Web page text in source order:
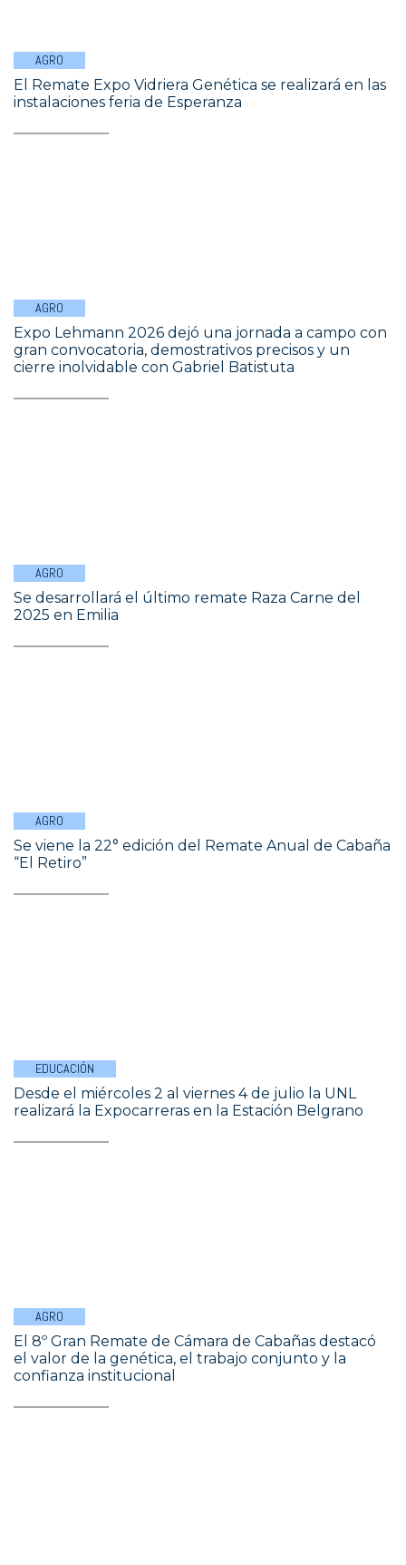
AGRO
El Remate Expo Vidriera Genética se realizará en las
instalaciones feria de Esperanza
AGRO
Expo Lehmann 2026 dejó una jornada a campo con
gran convocatoria, demostrativos precisos y un
cierre inolvidable con Gabriel Batistuta
AGRO
Se desarrollará el último remate Raza Carne del
2025 en Emilia
AGRO
Se viene la 22° edición del Remate Anual de Cabaña
“El Retiro”
EDUCACIÓN
Desde el miércoles 2 al viernes 4 de julio la UNL
realizará la Expocarreras en la Estación Belgrano
AGRO
El 8º Gran Remate de Cámara de Cabañas destacó
el valor de la genética, el trabajo conjunto y la
confianza institucional